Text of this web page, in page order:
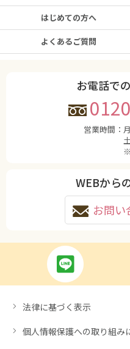
はじめての方へ
よくあるご質問
お電話で
営業時間：
WEBから
お問い
法律に基づく表示
個人情報保護への取り組み